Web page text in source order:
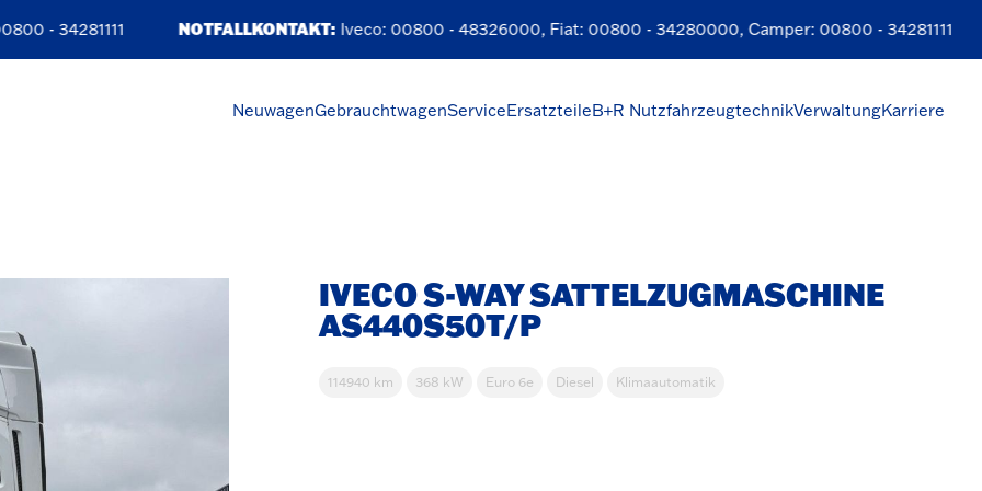
- 34281111 NOTFALLKONTAKT: Iveco:00800 - 48326000, Fiat:00800 - 34280000, Camper:00800 - 34281111
NeuwagenGebrauchtwagenServiceErsatzteileB+R NutzfahrzeugtechnikVerwaltungKarriere
IVECO S-WAY SATTELZUGMASCHINE
AS440S50T/P
114940 km 368 kW Euro 6e Diesel Klimaautomatik